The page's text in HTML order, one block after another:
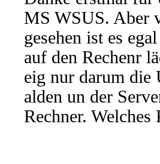
MS WSUS. Aber
gesehen ist es
auf den Rechenr
eig nur darum die
alden un der
Rechner.